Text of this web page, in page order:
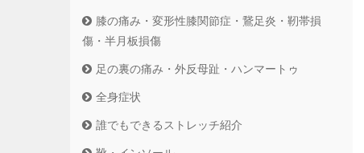
膝の痛み・変形性膝関節症・鵞足炎・靭帯損
傷・半月板損傷
足の裏の痛み・外反母趾・ハンマートゥ
全身症状
誰でもできるストレッチ紹介